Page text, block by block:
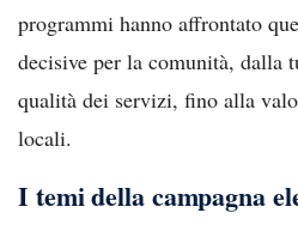
programmi hanno affrontato
decisive per la comunità, dalla
qualità dei servizi, fino alla
locali.
I temi della campagna